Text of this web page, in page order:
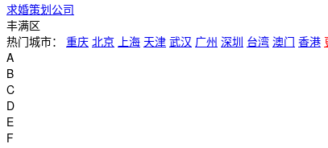
求婚策划公司
丰满区
热门城市：
重庆 北京 上海 天津 武汉 广州 深圳 台湾 澳门 香港
A
B
C
D
E
F